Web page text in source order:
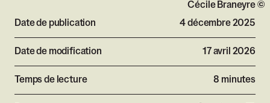
Droits réservés :
Cécile Braneyre
Date de publication
4 décembre 2025
Date de modification 17 avril 2026
Temps de lecture 8 minutes